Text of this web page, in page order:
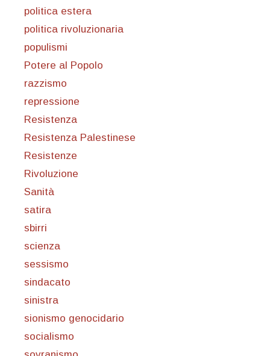
politica estera
politica rivoluzionaria
populismi
Potere al Popolo
razzismo
repressione
Resistenza
Resistenza Palestinese
Resistenze
Rivoluzione
Sanità
satira
sbirri
scienza
sessismo
sindacato
sinistra
sionismo genocidario
socialismo